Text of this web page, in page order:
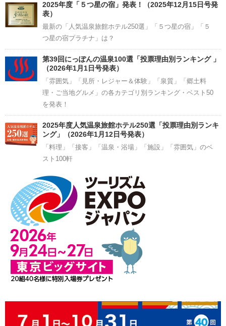
2025年度「５つ星の宿」発表！（2025年12月15日号発
表）
最新の「人気温泉旅館ホテル250選」「５つ星の宿」「５
つ星の宿プラチナ」は？
第39回にっぽんの温泉100選「投票理由別ランキング 」
（2026年1月1日号発表）
「雰囲気」「見所・レジャー＆体験」「泉質」「郷土料
理・ご当地グルメ」の各カテゴリ別ランキング・ベスト50
を発表！
2025年度人気温泉旅館ホテル250選「投票理由別ランキ
ング」（2026年1月12日号発表）
「料理」「接客」「温泉・浴場」「施設」「雰囲気」のベ
スト100軒